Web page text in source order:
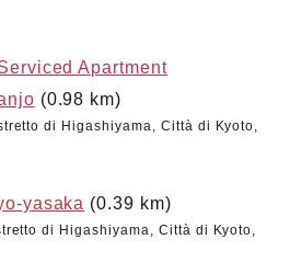
Apartment
(0.98 km)
di Higashiyama, Città di Kyoto,
yasaka (0.39 km)
di Higashiyama, Città di Kyoto,